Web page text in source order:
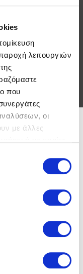
λειτουργιών
που
οι
με άλλες